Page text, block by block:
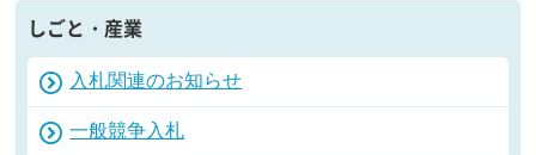
しごと・産業
入札関連のお知らせ
一般競争入札